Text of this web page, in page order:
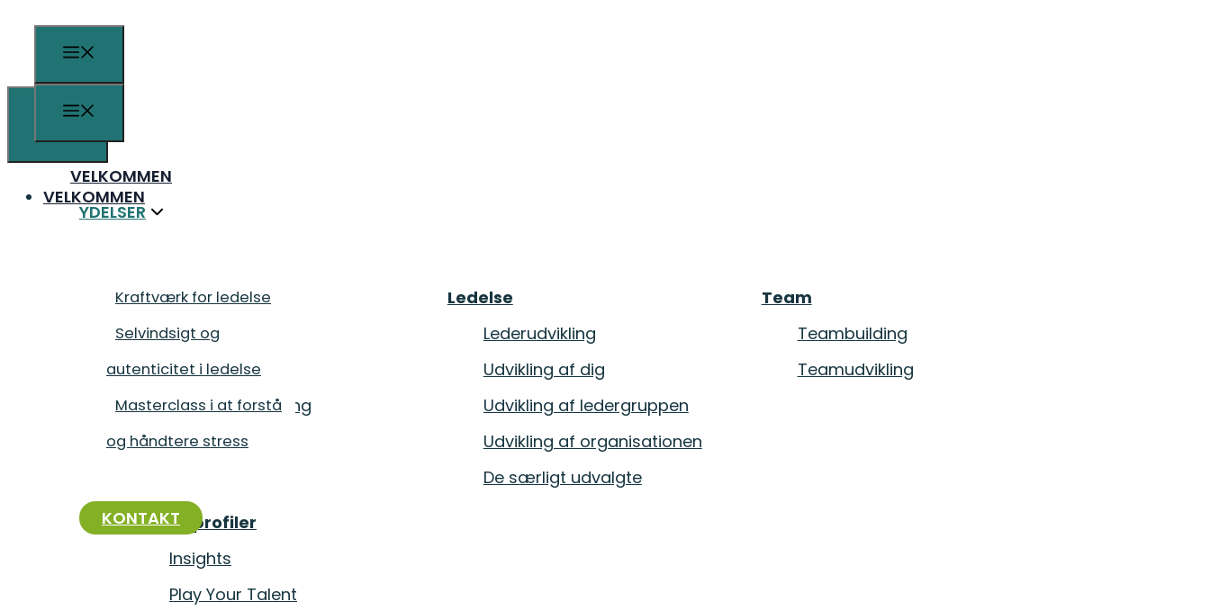
VELKOMMEN
YDELSER
Coaching
Karrierecoach
Stresscoach
Hvad er coaching
Ledelse
Lederudvikling
Udvikling af dig
Udvikling af ledergruppen
Udvikling af organisationen
De særligt udvalgte
Team
Teambuilding
Teamudvikling
Personprofiler
Insights
Play Your Talent
Kraftværk for ledelse
Selvindsigt og
autenticitet i ledelse
Masterclass i at forstå
og håndtere stress
KONTAKT
VELKOMMEN
Coaching
Karrierecoach
Stresscoach
Hvad er coaching
Ledelse
Lederudvikling
Udvikling af dig
Udvikling af ledergruppen
Udvikling af organisationen
Team
Teambuilding
Personprofiler
Insights
Kraftværk for ledelse
Selvindsigt og
autenticitet i ledelse
Masterclass i at forstå
KONTAKT